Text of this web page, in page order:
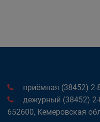
приёмная (38452) 2-
дежурный (38452) 2-
652600, Кемеровская